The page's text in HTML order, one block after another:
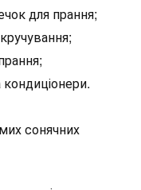
для прання;
кондиціонери.
сонячних